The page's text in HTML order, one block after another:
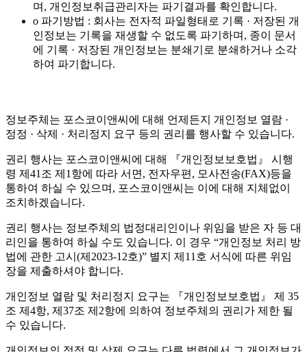
며, 개인정보취급관리자는 파기결과를 확인합니다.
o 파기방법 : 회사는 전자적 파일형태로 기록 · 저장된 개
인정보는 기록을 재생할 수 없도록 파기하며, 종이 문서
에 기록 · 저장된 개인정보는 분쇄기로 분쇄하거나 소각
하여 파기합니다.
정보주체는 포스코이앤씨에 대해 언제든지 개인정보 열람 ·
정정 · 삭제 · 처리정지 요구 등의 권리를 행사할 수 있습니다.
권리 행사는 포스코이앤씨에 대해 『개인정보보호법』 시행
령 제41조 제1항에 따라 서면, 전자우편, 모사전송(FAX)등을
통하여 하실 수 있으며, 포스코이앤씨는 이에 대해 지체없이
조치하겠습니다.
권리 행사는 정보주체의 법정대리인이나 위임을 받은 자 등 대
리인을 통하여 하실 수도 있습니다. 이 경우 “개인정보 처리 방
법에 관한 고시(제2023-12호)” 별지 제11호 서식에 따른 위임
장을 제출하셔야 합니다.
개인정보 열람 및 처리정지 요구는 『개인정보보호법』 제 35
조 제4항, 제37조 제2항에 의하여 정보주체의 권리가 제한 될
수 있습니다.